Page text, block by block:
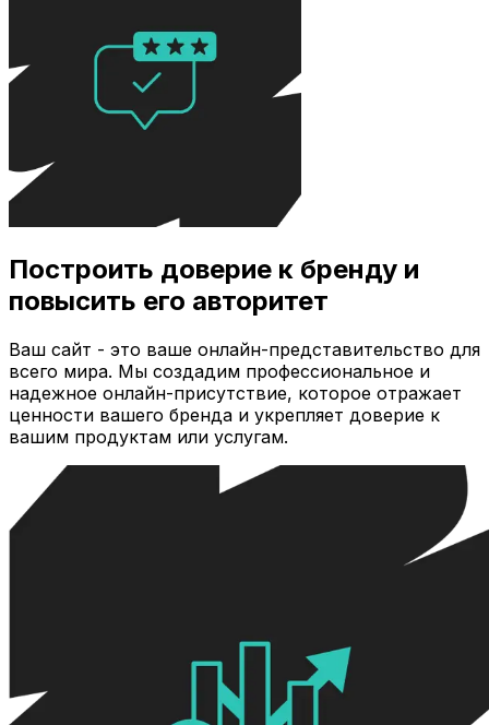
Построить доверие к бренду и
повысить его авторитет
Ваш сайт - это ваше онлайн-представительство для
всего мира. Мы создадим профессиональное и
надежное онлайн-присутствие, которое отражает
ценности вашего бренда и укрепляет доверие к
вашим продуктам или услугам.